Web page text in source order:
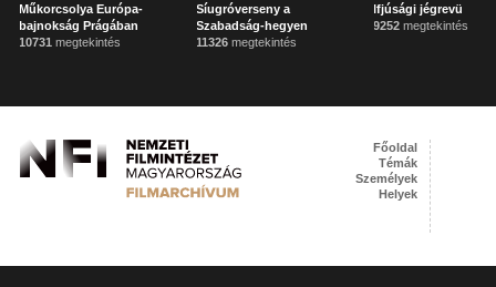
Műkorcsolya Európa-
bajnokság Prágában
10731 megtekintés
Síugróverseny a
Szabadság-hegyen
11326 megtekintés
Ifjúsági jégrevü
9252 megtekintés
Főoldal
Témák
Személyek
Helyek